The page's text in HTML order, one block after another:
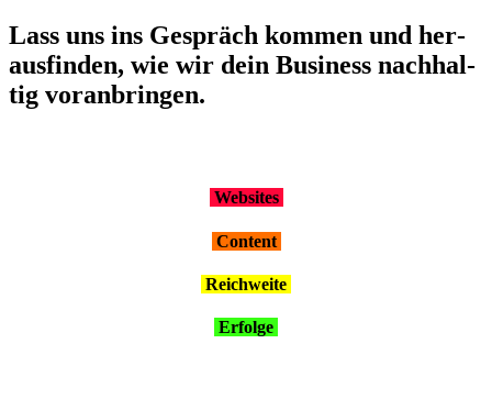
Lass uns ins Gespräch kom­men und her­
aus­fin­den, wie wir dein Busi­ness nach­hal­
tig vor­an­brin­gen.
Web­sites
Con­tent
Reich­wei­te
Erfol­ge